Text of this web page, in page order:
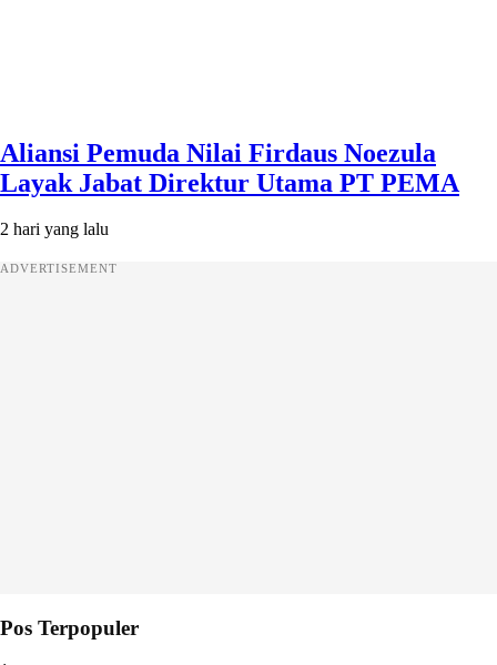
Aliansi Pemuda Nilai Firdaus Noezula
Layak Jabat Direktur Utama PT PEMA
2 hari yang lalu
ADVERTISEMENT
Pos Terpopuler